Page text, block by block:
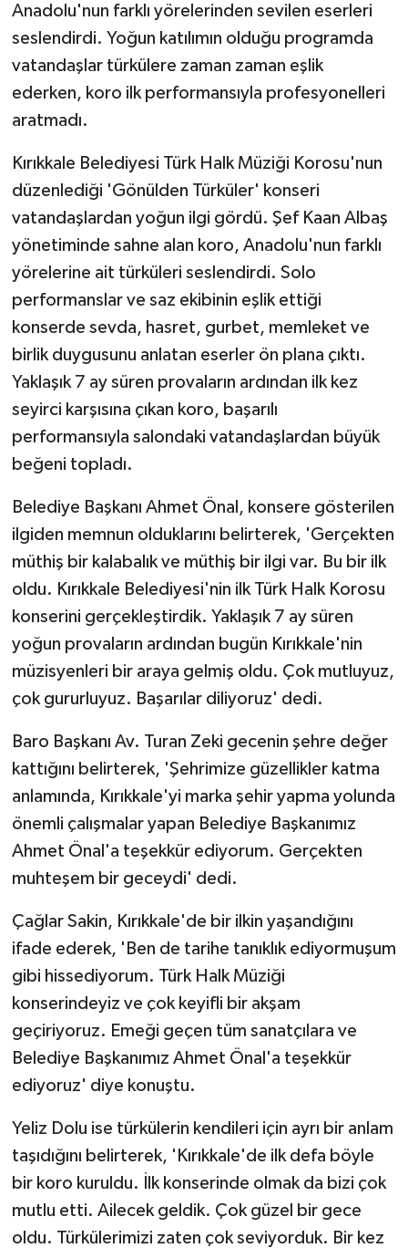
Anadolu'nun farklı yörelerinden sevilen eserleri
seslendirdi. Yoğun katılımın olduğu programda
vatandaşlar türkülere zaman zaman eşlik
ederken, koro ilk performansıyla profesyonelleri
aratmadı.
Kırıkkale Belediyesi Türk Halk Müziği Korosu'nun
düzenlediği 'Gönülden Türküler' konseri
vatandaşlardan yoğun ilgi gördü. Şef Kaan Albaş
yönetiminde sahne alan koro, Anadolu'nun farklı
yörelerine ait türküleri seslendirdi. Solo
performanslar ve saz ekibinin eşlik ettiği
konserde sevda, hasret, gurbet, memleket ve
birlik duygusunu anlatan eserler ön plana çıktı.
Yaklaşık 7 ay süren provaların ardından ilk kez
seyirci karşısına çıkan koro, başarılı
performansıyla salondaki vatandaşlardan büyük
beğeni topladı.
Belediye Başkanı Ahmet Önal, konsere gösterilen
ilgiden memnun olduklarını belirterek, 'Gerçekten
müthiş bir kalabalık ve müthiş bir ilgi var. Bu bir ilk
oldu. Kırıkkale Belediyesi'nin ilk Türk Halk Korosu
konserini gerçekleştirdik. Yaklaşık 7 ay süren
yoğun provaların ardından bugün Kırıkkale'nin
müzisyenleri bir araya gelmiş oldu. Çok mutluyuz,
çok gururluyuz. Başarılar diliyoruz' dedi.
Baro Başkanı Av. Turan Zeki gecenin şehre değer
kattığını belirterek, 'Şehrimize güzellikler katma
anlamında, Kırıkkale'yi marka şehir yapma yolunda
önemli çalışmalar yapan Belediye Başkanımız
Ahmet Önal'a teşekkür ediyorum. Gerçekten
muhteşem bir geceydi' dedi.
Çağlar Sakin, Kırıkkale'de bir ilkin yaşandığını
ifade ederek, 'Ben de tarihe tanıklık ediyormuşum
gibi hissediyorum. Türk Halk Müziği
konserindeyiz ve çok keyifli bir akşam
geçiriyoruz. Emeği geçen tüm sanatçılara ve
Belediye Başkanımız Ahmet Önal'a teşekkür
ediyoruz' diye konuştu.
Yeliz Dolu ise türkülerin kendileri için ayrı bir anlam
taşıdığını belirterek, 'Kırıkkale'de ilk defa böyle
bir koro kuruldu. İlk konserinde olmak da bizi çok
mutlu etti. Ailecek geldik. Çok güzel bir gece
oldu. Türkülerimizi zaten çok seviyorduk. Bir kez
Jandarma
Kadın
KÜLTÜR SANAT
Otomobil
POLİTİKA
SİYASET
SPOR HABERLERİ
TEKNOLOJİ
Turizm
YAŞAM
YEREL
Yerel Haberler